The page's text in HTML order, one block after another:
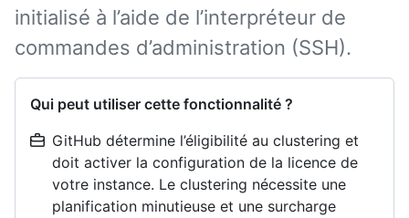
initialisé à l’aide de l’interpréteur de
commandes d’administration (SSH).
Qui peut utiliser cette fonctionnalité ?
GitHub détermine l’éligibilité au clustering et
doit activer la configuration de la licence de
votre instance. Le clustering nécessite une
planification minutieuse et une surcharge